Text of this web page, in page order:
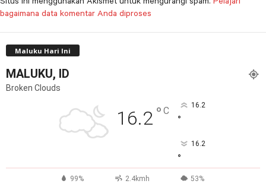
bagaimana data komentar Anda diproses
Maluku Hari Ini
MALUKU, ID
Broken Clouds
16.2 ° C 16.2
°
16.2
°
99% 2.4kmh 53%